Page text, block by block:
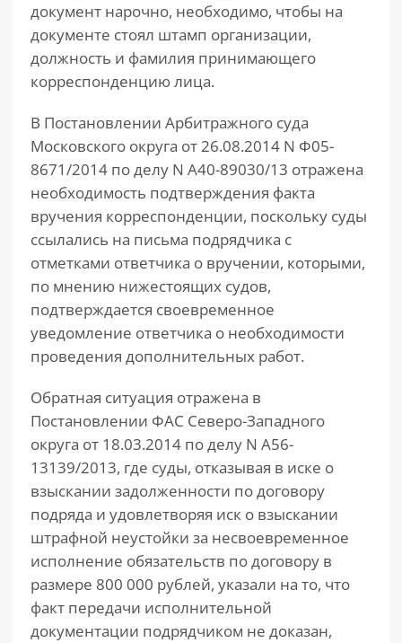
документ нарочно, необходимо, чтобы на
документе стоял штамп организации,
должность и фамилия принимающего
корреспонденцию лица.
В Постановлении Арбитражного суда
Московского округа от 26.08.2014 N Ф05-
8671/2014 по делу N А40-89030/13 отражена
необходимость подтверждения факта
вручения корреспонденции, поскольку суды
ссылались на письма подрядчика с
отметками ответчика о вручении, которыми,
по мнению нижестоящих судов,
подтверждается своевременное
уведомление ответчика о необходимости
проведения дополнительных работ.
Обратная ситуация отражена в
Постановлении ФАС Северо-Западного
округа от 18.03.2014 по делу N А56-
13139/2013, где суды, отказывая в иске о
взыскании задолженности по договору
подряда и удовлетворяя иск о взыскании
штрафной неустойки за несвоевременное
исполнение обязательств по договору в
размере 800 000 рублей, указали на то, что
факт передачи исполнительной
документации подрядчиком не доказан,